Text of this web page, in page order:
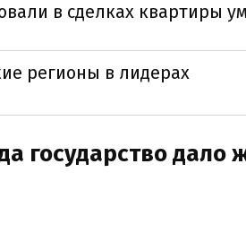
в сделках квартиры
регионы в лидерах
государство дало